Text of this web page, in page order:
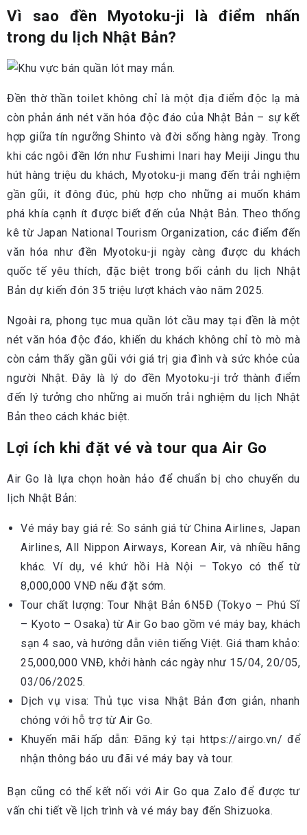
Vì sao đền Myotoku-ji là điểm nhấn
trong du lịch Nhật Bản?
Đền thờ thần toilet không chỉ là một địa điểm độc lạ mà
còn phản ánh nét văn hóa độc đáo của Nhật Bản – sự kết
hợp giữa tín ngưỡng Shinto và đời sống hàng ngày. Trong
khi các ngôi đền lớn như Fushimi Inari hay Meiji Jingu thu
hút hàng triệu du khách, Myotoku-ji mang đến trải nghiệm
gần gũi, ít đông đúc, phù hợp cho những ai muốn khám
phá khía cạnh ít được biết đến của Nhật Bản. Theo thống
kê từ Japan National Tourism Organization, các điểm đến
văn hóa như đền Myotoku-ji ngày càng được du khách
quốc tế yêu thích, đặc biệt trong bối cảnh du lịch Nhật
Bản dự kiến đón 35 triệu lượt khách vào năm 2025.
Ngoài ra, phong tục mua quần lót cầu may tại đền là một
nét văn hóa độc đáo, khiến du khách không chỉ tò mò mà
còn cảm thấy gần gũi với giá trị gia đình và sức khỏe của
người Nhật. Đây là lý do đền Myotoku-ji trở thành điểm
đến lý tưởng cho những ai muốn trải nghiệm du lịch Nhật
Bản theo cách khác biệt.
Lợi ích khi đặt vé và tour qua Air Go
Air Go là lựa chọn hoàn hảo để chuẩn bị cho chuyến du
lịch Nhật Bản:
Vé máy bay giá rẻ: So sánh giá từ China Airlines, Japan
Airlines, All Nippon Airways, Korean Air, và nhiều hãng
khác. Ví dụ, vé khứ hồi Hà Nội – Tokyo có thể từ
8,000,000 VNĐ nếu đặt sớm.
Tour chất lượng: Tour Nhật Bản 6N5Đ (Tokyo – Phú Sĩ
– Kyoto – Osaka) từ Air Go bao gồm vé máy bay, khách
sạn 4 sao, và hướng dẫn viên tiếng Việt. Giá tham khảo:
25,000,000 VNĐ, khởi hành các ngày như 15/04, 20/05,
03/06/2025.
Dịch vụ visa: Thủ tục visa Nhật Bản đơn giản, nhanh
chóng với hỗ trợ từ Air Go.
Khuyến mãi hấp dẫn: Đăng ký tại https://airgo.vn/ để
nhận thông báo ưu đãi vé máy bay và tour.
Bạn cũng có thể kết nối với Air Go qua Zalo để được tư
vấn chi tiết về lịch trình và vé máy bay đến Shizuoka.